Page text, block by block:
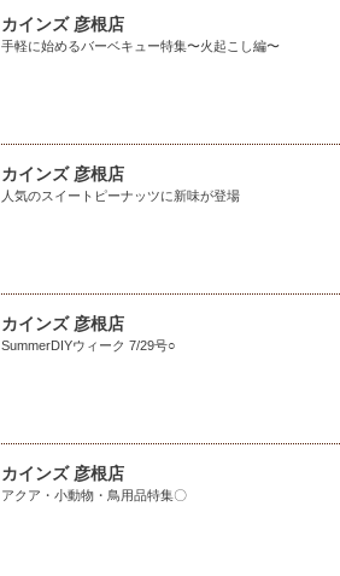
カインズ 彦根店
手軽に始めるバーベキュー特集〜火起こし編〜
カインズ 彦根店
人気のスイートピーナッツに新味が登場
カインズ 彦根店
SummerDIYウィーク 7/29号○
カインズ 彦根店
アクア・小動物・鳥用品特集〇